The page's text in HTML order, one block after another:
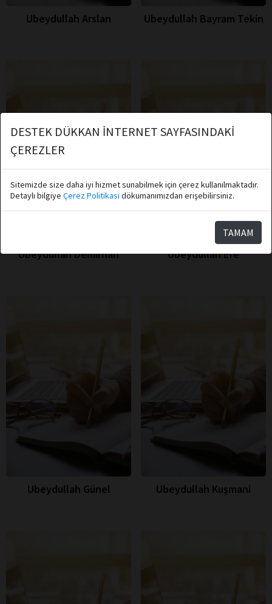
Ubeydullah Arslan Ubeydullah Bayram Tekin
Ubeydullah Demirhan Ubeydullah Efe
Ubeydullah Günel Ubeydullah Kuşmani
DESTEK DÜKKAN İNTERNET SAYFASINDAKİ
ÇEREZLER
Sitemizde size daha iyi hizmet sunabilmek için çerez kullanılmaktadır.
Detaylı bilgiye Çerez Politikası dökumanımızdan erişebilirsiniz.
TAMAM